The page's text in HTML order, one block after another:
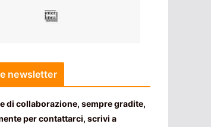
newsletter
di collaborazione, sempre gradite,
per contattarci, scrivi a